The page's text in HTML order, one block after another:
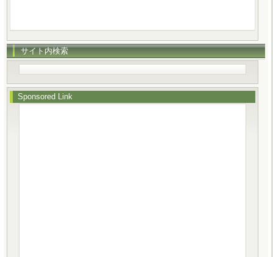
サイト内検索
Sponsored Link